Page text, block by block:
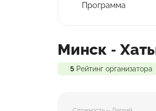
Программа
Минск -
5 Рейтинг организатора